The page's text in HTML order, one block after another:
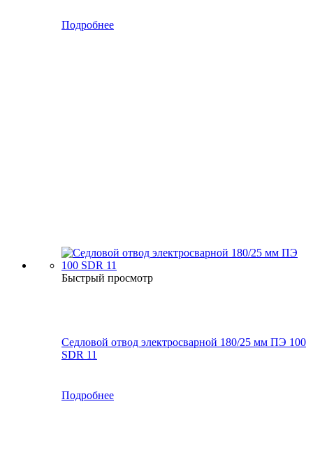
Подробнее
Быстрый просмотр
Седловой отвод электросварной 180/25 мм ПЭ 100
SDR 11
Подробнее